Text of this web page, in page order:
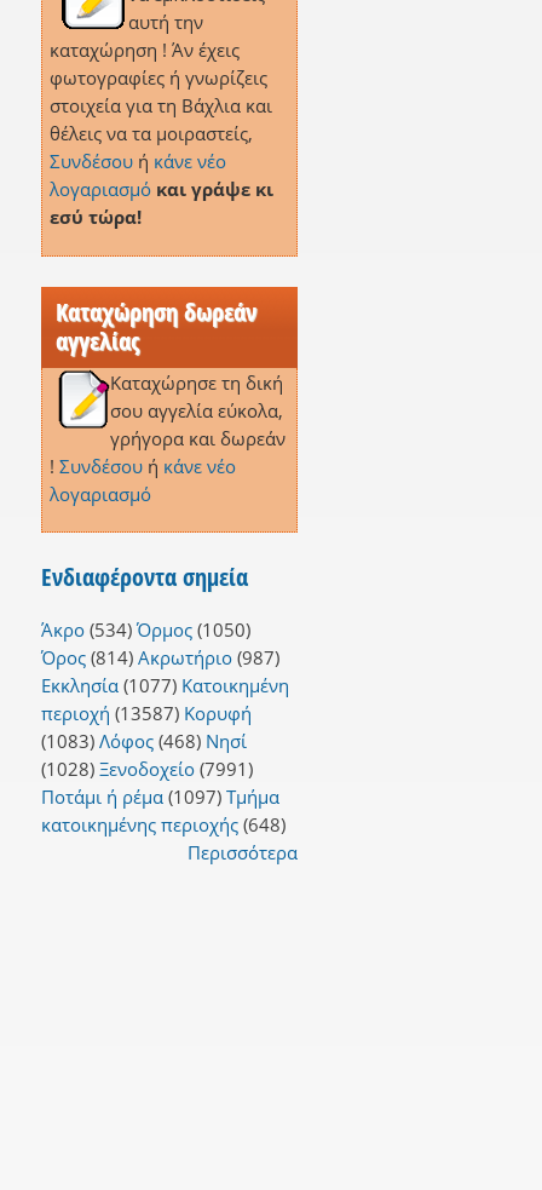
αυτή την
καταχώρηση ! Άν έχεις
φωτογραφίες ή γνωρίζεις
στοιχεία για τη Βάχλια και
θέλεις να τα μοιραστείς,
Συνδέσουή κάνε νέο
λογαριασμό και γράψε κι
εσύ τώρα!
Καταχώρηση δωρεάν
αγγελίας
Καταχώρησε τη δική
σου αγγελία εύκολα,
γρήγορα και δωρεάν
! Συνδέσουή κάνε νέο
λογαριασμό
Ενδιαφέροντα σημεία
Άκρο(534) Όρμος(1050)
Όρος(814) Ακρωτήριο(987)
Εκκλησία(1077) Κατοικημένη
περιοχή (13587) Κορυφή
(1083) Λόφος(468) Νησί
(1028) Ξενοδοχείο(7991)
Ποτάμι ή ρέμα(1097) Τμήμα
κατοικημένης περιοχής(648)
Περισσότερα